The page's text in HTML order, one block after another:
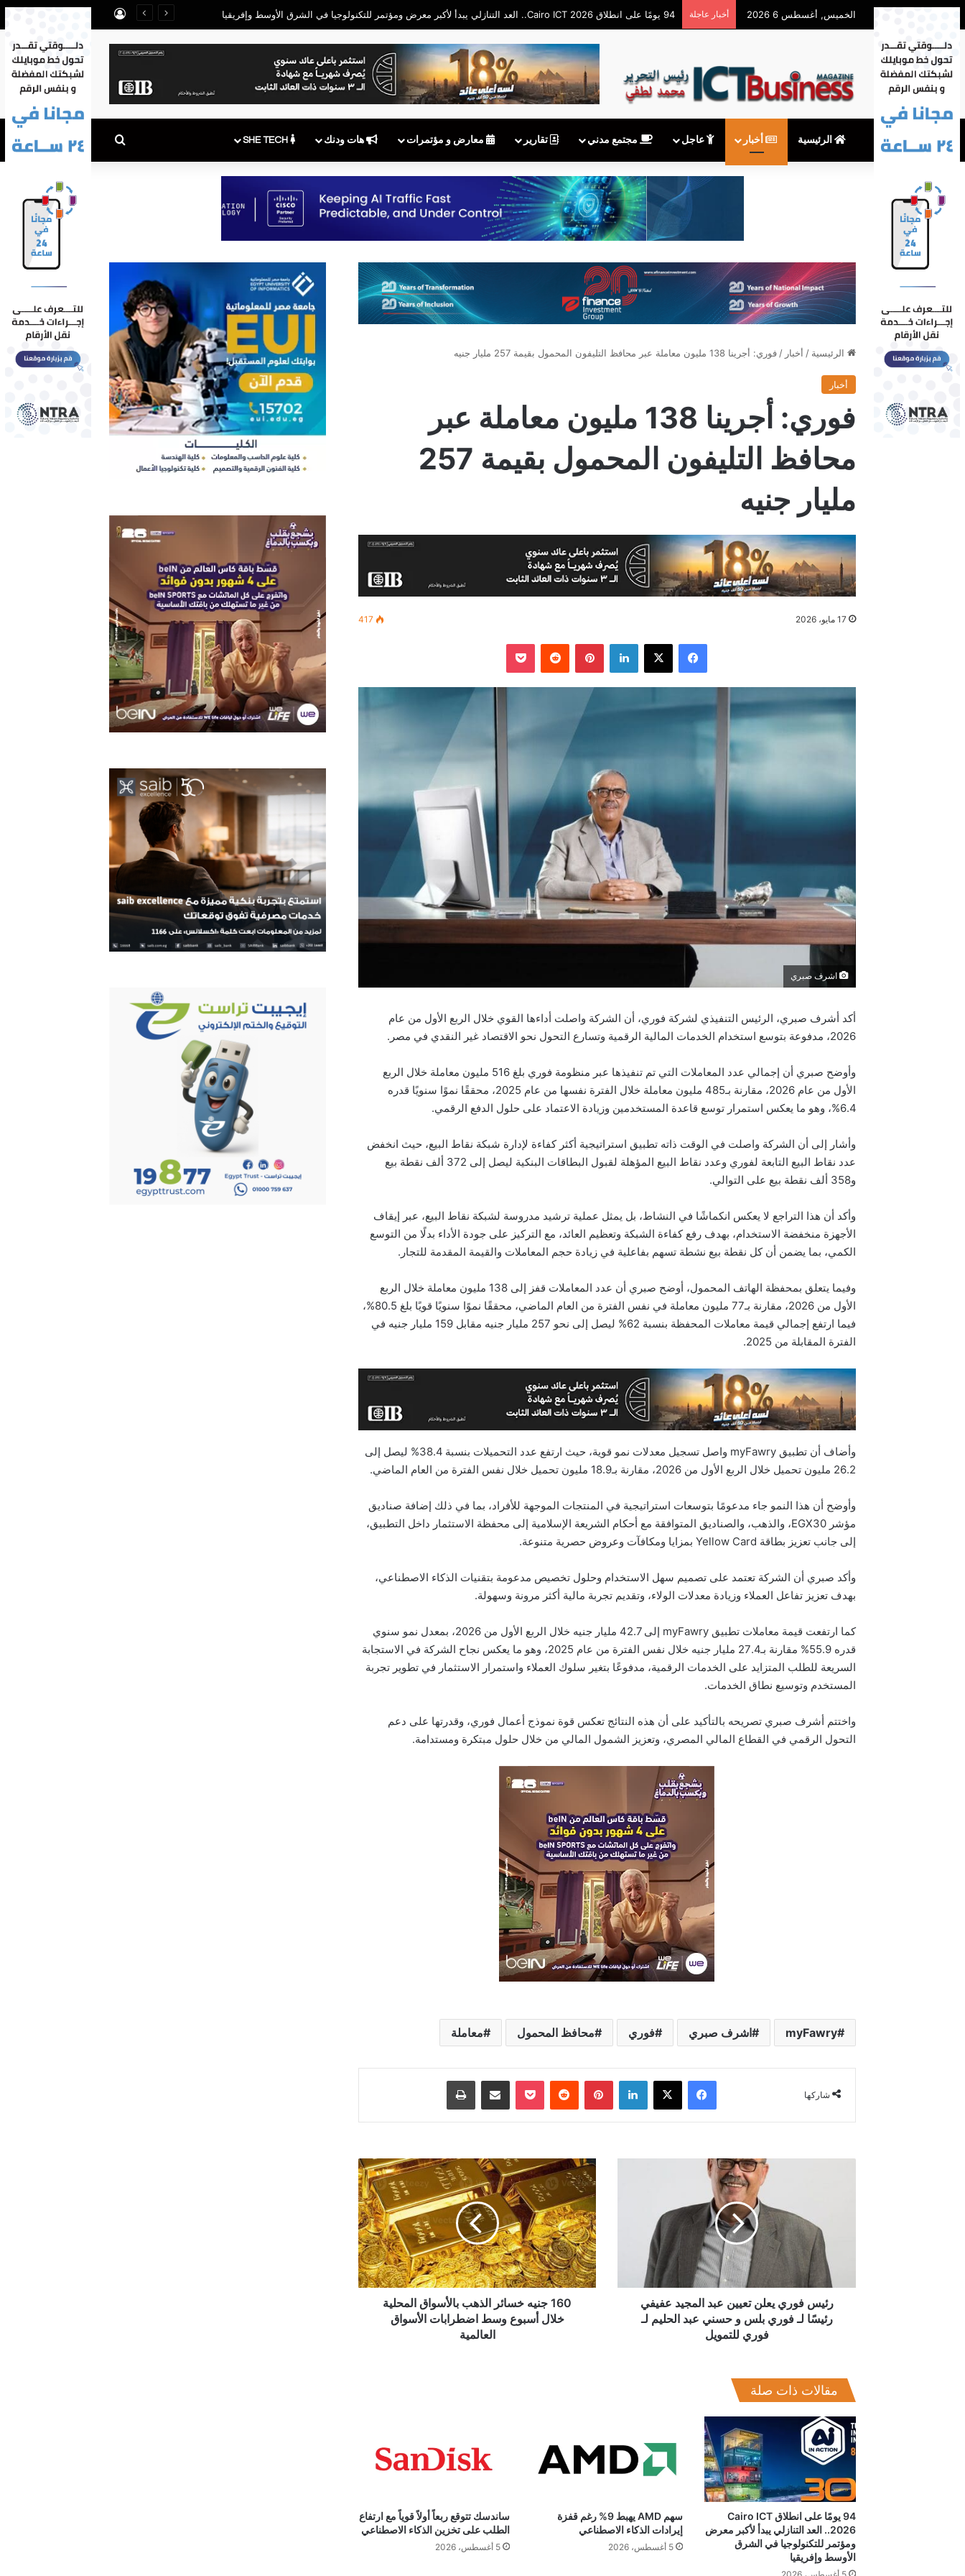
الخميس, أغسطس 6 2026 أخبار عاجلة سهم AMD يهبط 9% رغم قفزة إيرادات الذكاء الاصطناعي تسجيل الدخول
الرئيسية أخبار عاجل مجتمع مدني تقارير معارض و مؤتمرات هات ودنك بحث عن
الرئيسية / أخبار /فوري: أجرينا 138 مليون معاملة عبر محافظ التليفون المحمول بقيمة 257 مليار جنيه
أخبار
فوري: أجرينا 138 مليون معاملة عبر
محافظ التليفون المحمول بقيمة 257
مليار جنيه
17 مايو، 2026 417
فيسبوك ‫X لينكدإن بينتيريست
‏Reddit
‫Pocket
اشرف صبري
أكد أشرف صبري، الرئيس التنفيذي لشركة فوري، أن الشركة واصلت أداءها القوي خلال الربع الأول من عام
2026، مدفوعة بتوسع استخدام الخدمات المالية الرقمية وتسارع التحول نحو الاقتصاد غير النقدي في مصر.
وأوضح صبري أن إجمالي عدد المعاملات التي تم تنفيذها عبر منظومة فوري بلغ 516 مليون معاملة خلال الربع
الأول من عام 2026، مقارنة بـ485 مليون معاملة خلال الفترة نفسها من عام 2025، محققًا نموًا سنويًا قدره
6.4%، وهو ما يعكس استمرار توسع قاعدة المستخدمين وزيادة الاعتماد على حلول الدفع الرقمي.
وأشار إلى أن الشركة واصلت في الوقت ذاته تطبيق استراتيجية أكثر كفاءة لإدارة شبكة نقاط البيع، حيث انخفض
عدد نقاط البيع التابعة لفوري وعدد نقاط البيع المؤهلة لقبول البطاقات البنكية ليصل إلى 372 ألف نقطة بيع
و358 ألف نقطة بيع على التوالي.
وأكد أن هذا التراجع لا يعكس انكماشًا في النشاط، بل يمثل عملية ترشيد مدروسة لشبكة نقاط البيع، عبر إيقاف
الأجهزة منخفضة الاستخدام، بهدف رفع كفاءة الشبكة وتعظيم العائد، مع التركيز على جودة الأداء بدلًا من التوسع
الكمي، بما يضمن أن كل نقطة بيع نشطة تسهم بفاعلية في زيادة حجم المعاملات والقيمة المقدمة للتجار.
وفيما يتعلق بمحفظة الهاتف المحمول، أوضح صبري أن عدد المعاملات قفز إلى 138 مليون معاملة خلال الربع
الأول من 2026، مقارنة بـ77 مليون معاملة في نفس الفترة من العام الماضي، محققًا نموًا سنويًا قويًا بلغ 80.5%،
فيما ارتفع إجمالي قيمة معاملات المحفظة بنسبة 62% ليصل إلى نحو 257 مليار جنيه مقابل 159 مليار جنيه في
الفترة المقابلة من 2025.
وأضاف أن تطبيق myFawry واصل تسجيل معدلات نمو قوية، حيث ارتفع عدد التحميلات بنسبة 38.4% ليصل إلى
26.2 مليون تحميل خلال الربع الأول من 2026، مقارنة بـ18.9 مليون تحميل خلال نفس الفترة من العام الماضي.
وأوضح أن هذا النمو جاء مدعومًا بتوسعات استراتيجية في المنتجات الموجهة للأفراد، بما في ذلك إضافة صناديق
مؤشر EGX30، والذهب، والصناديق المتوافقة مع أحكام الشريعة الإسلامية إلى محفظة الاستثمار داخل التطبيق،
إلى جانب تعزيز بطاقة Yellow Card بمزايا ومكافآت وعروض حصرية متنوعة.
وأكد صبري أن الشركة تعتمد على تصميم سهل الاستخدام وحلول تخصيص مدعومة بتقنيات الذكاء الاصطناعي،
بهدف تعزيز تفاعل العملاء وزيادة معدلات الولاء، وتقديم تجربة مالية أكثر مرونة وسهولة.
كما ارتفعت قيمة معاملات تطبيق myFawry إلى 42.7 مليار جنيه خلال الربع الأول من 2026، بمعدل نمو سنوي
قدره 55.9% مقارنة بـ27.4 مليار جنيه خلال نفس الفترة من عام 2025، وهو ما يعكس نجاح الشركة في الاستجابة
السريعة للطلب المتزايد على الخدمات الرقمية، مدفوعًا بتغير سلوك العملاء واستمرار الاستثمار في تطوير تجربة
المستخدم وتوسيع نطاق الخدمات.
واختتم أشرف صبري تصريحه بالتأكيد على أن هذه النتائج تعكس قوة نموذج أعمال فوري، وقدرتها على دعم
التحول الرقمي في القطاع المالي المصري، وتعزيز الشمول المالي من خلال حلول مبتكرة ومستدامة.
myFawry اشرف صبري فوري محافظ المحمول معاملة
شاركها
فيسبوك ‫X لينكدإن بينتيريست
‏Reddit
‫Pocket مشاركة عبر البريد طباعة
لـ
الحليم
لـ
فوري
للتمويل
رئيس فوري يعلن تعيين عبد المجيد عفيفي
رئيسًا لـ فوري بلس و حسني عبد الحليم لـ
فوري للتمويل
160
جنيه
خسائر
الذهب
بالأسواق
المحلية
خلال
أسبوع
وسط
اضطرابات
160 جنيه خسائر الذهب بالأسواق المحلية
خلال أسبوع وسط اضطرابات الأسواق
العالمية
مقالات ذات صلة
94 يومًا على انطلاق Cairo ICT
2026.. العد التنازلي يبدأ لأكبر معرض
ومؤتمر للتكنولوجيا في الشرق
الأوسط وإفريقيا
سهم AMD يهبط 9% رغم قفزة
إيرادات الذكاء الاصطناعي
5 أغسطس، 2026
ساندسك تتوقع ربعاً أولاً قوياً مع ارتفاع
الطلب على تخزين الذكاء الاصطناعي
5 أغسطس، 2026